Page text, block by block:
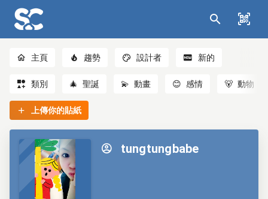
主頁 趨勢 設計者 新的
類別 🎄 聖誕 💫 動畫 😊 感情 🐻 動物
上傳你的貼紙
tungtungbabe